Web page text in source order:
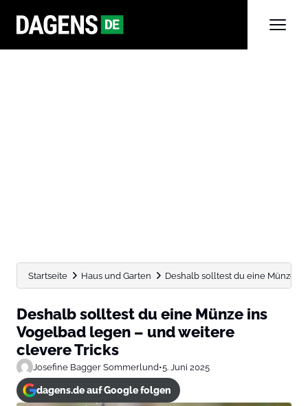
Startseite Haus und Garten Deshalb solltest du eine Münze
Deshalb solltest du eine Münze ins
Vogelbad legen – und weitere
clevere Tricks
Josefine Bagger Sommerlund•5. Juni 2025
dagens.de auf Google folgen